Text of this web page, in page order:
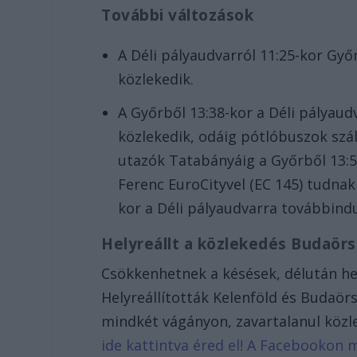
További változások
A Déli pályaudvarról 11:25-kor
közlekedik.
A Győrből 13:38-kor a Déli
közlekedik, odáig pótlóbuszok
utazók Tatabányáig a Győrből
Ferenc EuroCityvel (EC 145)
kor a Déli pályaudvarra
Helyreállt a közlekedés
Csökkenhetnek a késések, délután
Helyreállították Kelenföld és
mindkét vágányon, zavartalanul
ide kattintva éred el! A Facebookon